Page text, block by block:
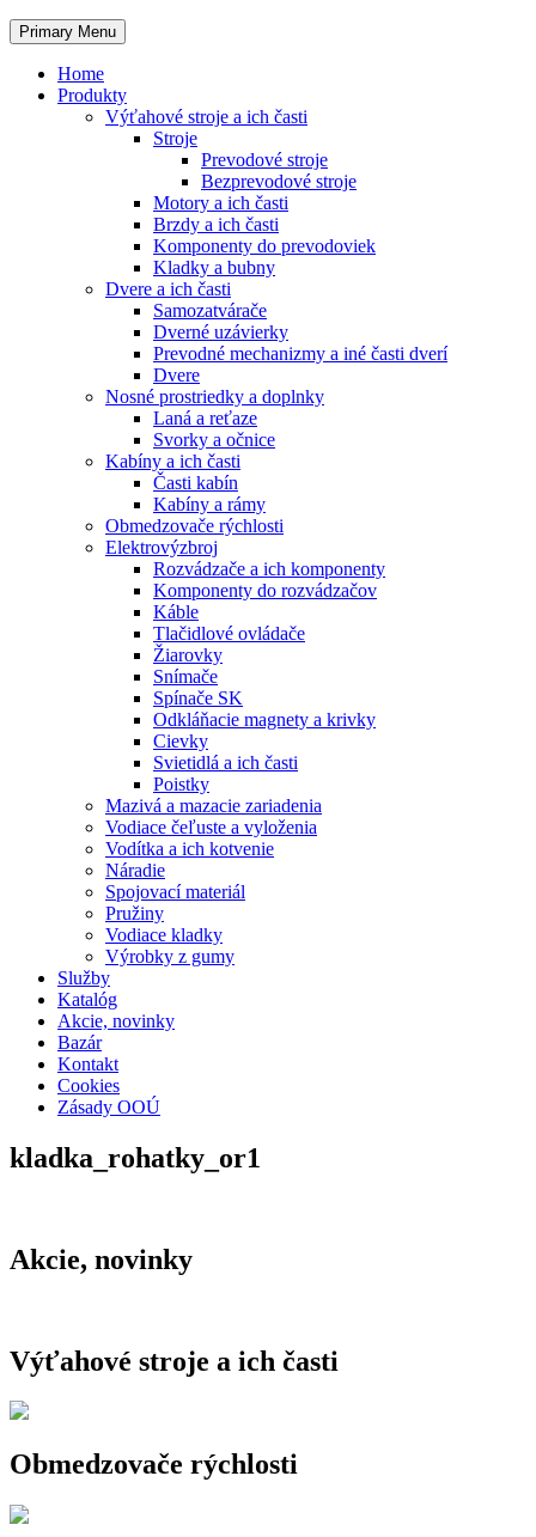
Primary Menu
Home
Produkty
Výťahové stroje a ich časti
Stroje
Prevodové stroje
Bezprevodové stroje
Motory a ich časti
Brzdy a ich časti
Komponenty do prevodoviek
Kladky a bubny
Dvere a ich časti
Samozatvárače
Dverné uzávierky
Prevodné mechanizmy a iné časti dverí
Dvere
Nosné prostriedky a doplnky
Laná a reťaze
Svorky a očnice
Kabíny a ich časti
Časti kabín
Kabíny a rámy
Obmedzovače rýchlosti
Elektrovýzbroj
Rozvádzače a ich komponenty
Komponenty do rozvádzačov
Káble
Tlačidlové ovládače
Žiarovky
Snímače
Spínače SK
Odkláňacie magnety a krivky
Cievky
Svietidlá a ich časti
Poistky
Mazivá a mazacie zariadenia
Vodiace čeľuste a vyloženia
Vodítka a ich kotvenie
Náradie
Spojovací materiál
Pružiny
Vodiace kladky
Výrobky z gumy
Služby
Katalóg
Akcie, novinky
Bazár
Kontakt
Cookies
Zásady OOÚ
kladka_rohatky_or1
Akcie, novinky
Výťahové stroje a ich časti
Obmedzovače rýchlosti